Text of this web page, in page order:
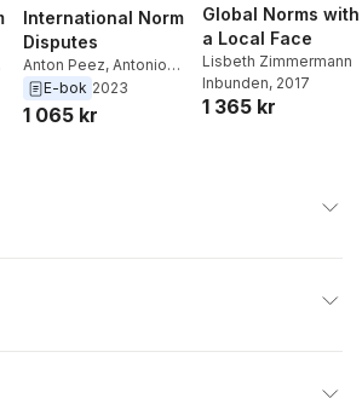
International Norm
Disputes
Anton Peez, Antonio
Arcudi,Max Lesch
Nicole Deitelhoff
E-bok 2023
1 065 kr
Global Norms with
a Local Face
Lisbeth Zimmermann
Inbunden, 2017
1 365 kr